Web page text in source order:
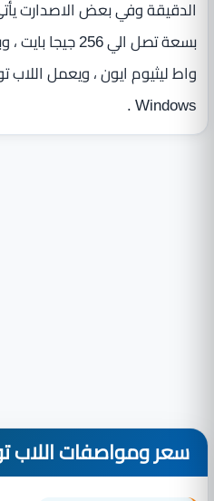
واط ليثيوم ايون ، ويعمل
Windows .
سعر ومواصفات اللاب